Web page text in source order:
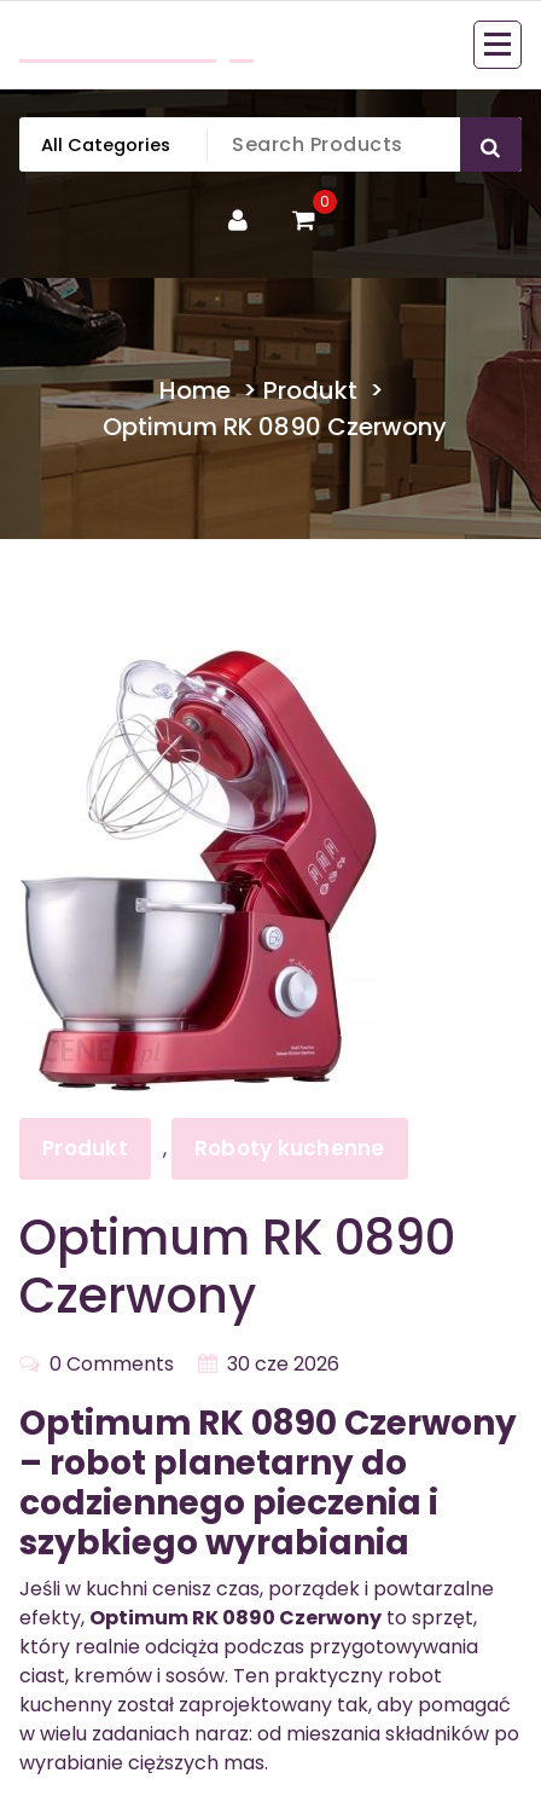
content
0
Home>Produkt >
Optimum RK 0890 Czerwony
Produkt , Roboty kuchenne
Optimum RK 0890
Czerwony
0 Comments 30 cze 2026
Optimum RK 0890 Czerwony
– robot planetarny do
codziennego pieczenia i
szybkiego wyrabiania
Jeśli w kuchni cenisz czas, porządek i powtarzalne
efekty, Optimum RK 0890 Czerwony to sprzęt,
który realnie odciąża podczas przygotowywania
ciast, kremów i sosów. Ten praktyczny robot
kuchenny został zaprojektowany tak, aby pomagać
w wielu zadaniach naraz: od mieszania składników po
wyrabianie cięższych mas.